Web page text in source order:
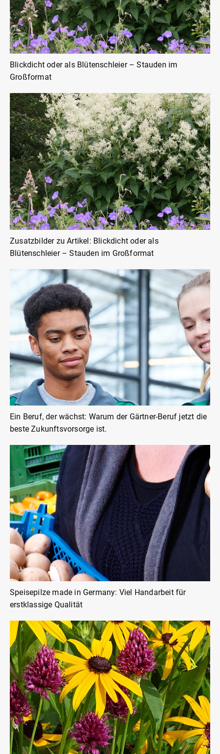
Blickdicht oder als Blütenschleier – Stauden im
Großformat
Zusatzbilder zu Artikel: Blickdicht oder als
Blütenschleier – Stauden im Großformat
Ein Beruf, der wächst: Warum der Gärtner-Beruf jetzt die
beste Zukunftsvorsorge ist.
Speisepilze made in Germany: Viel Handarbeit für
erstklassige Qualität